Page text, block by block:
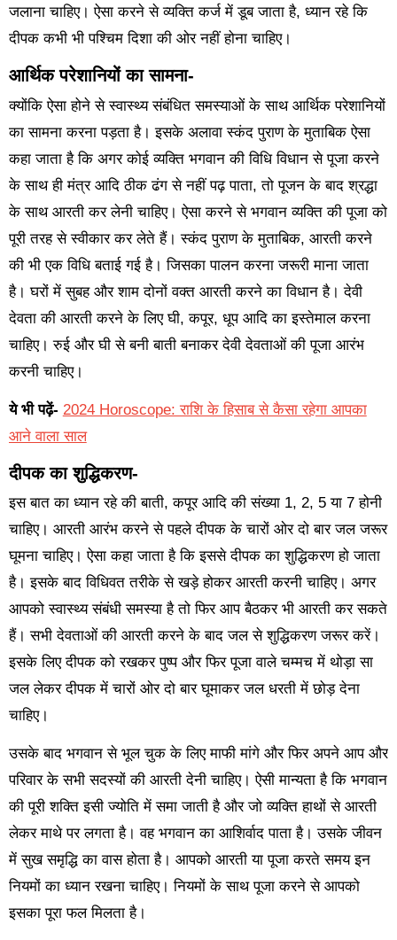
जलाना चाहिए। ऐसा करने से व्यक्ति कर्ज में डूब जाता है, ध्यान रहे कि
दीपक कभी भी पश्चिम दिशा की ओर नहीं होना चाहिए।
आर्थिक परेशानियों का सामना-
क्योंकि ऐसा होने से स्वास्थ्य संबंधित समस्याओं के साथ आर्थिक परेशानियों
का सामना करना पड़ता है। इसके अलावा स्कंद पुराण के मुताबिक ऐसा
कहा जाता है कि अगर कोई व्यक्ति भगवान की विधि विधान से पूजा करने
के साथ ही मंत्र आदि ठीक ढंग से नहीं पढ़ पाता, तो पूजन के बाद श्रद्धा
के साथ आरती कर लेनी चाहिए। ऐसा करने से भगवान व्यक्ति की पूजा को
पूरी तरह से स्वीकार कर लेते हैं। स्कंद पुराण के मुताबिक, आरती करने
की भी एक विधि बताई गई है। जिसका पालन करना जरूरी माना जाता
है। घरों में सुबह और शाम दोनों वक्त आरती करने का विधान है। देवी
देवता की आरती करने के लिए घी, कपूर, धूप आदि का इस्तेमाल करना
चाहिए। रुई और घी से बनी बाती बनाकर देवी देवताओं की पूजा आरंभ
करनी चाहिए।
ये भी पढ़ें- 2024 Horoscope: राशि के हिसाब से कैसा रहेगा आपका
आने वाला साल
दीपक का शुद्धिकरण-
इस बात का ध्यान रहे की बाती, कपूर आदि की संख्या 1, 2, 5 या 7 होनी
चाहिए। आरती आरंभ करने से पहले दीपक के चारों ओर दो बार जल जरूर
घूमना चाहिए। ऐसा कहा जाता है कि इससे दीपक का शुद्धिकरण हो जाता
है। इसके बाद विधिवत तरीके से खड़े होकर आरती करनी चाहिए। अगर
आपको स्वास्थ्य संबंधी समस्या है तो फिर आप बैठकर भी आरती कर सकते
हैं। सभी देवताओं की आरती करने के बाद जल से शुद्धिकरण जरूर करें।
इसके लिए दीपक को रखकर पुष्प और फिर पूजा वाले चम्मच में थोड़ा सा
जल लेकर दीपक में चारों ओर दो बार घूमाकर जल धरती में छोड़ देना
चाहिए।
उसके बाद भगवान से भूल चुक के लिए माफी मांगे और फिर अपने आप और
परिवार के सभी सदस्यों की आरती देनी चाहिए। ऐसी मान्यता है कि भगवान
की पूरी शक्ति इसी ज्योति में समा जाती है और जो व्यक्ति हाथों से आरती
लेकर माथे पर लगता है। वह भगवान का आशिर्वाद पाता है। उसके जीवन
में सुख समृद्धि का वास होता है। आपको आरती या पूजा करते समय इन
नियमों का ध्यान रखना चाहिए। नियमों के साथ पूजा करने से आपको
इसका पूरा फल मिलता है।